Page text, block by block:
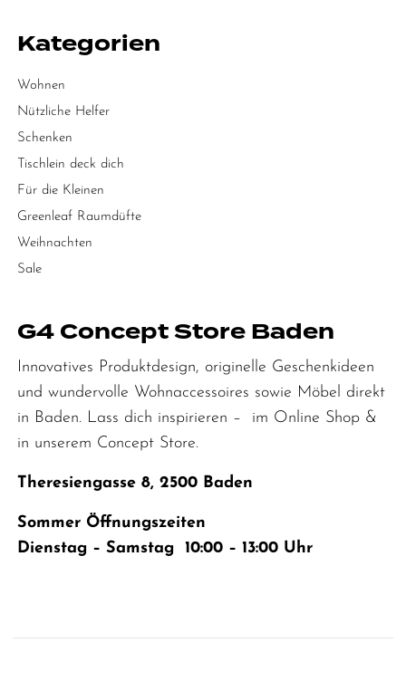
Kategorien
Wohnen
Nützliche Helfer
Schenken
Tischlein deck dich
Für die Kleinen
Greenleaf Raumdüfte
Weihnachten
Sale
G4 Concept Store Baden
Innovatives Produktdesign, originelle Geschenkideen
und wundervolle Wohnaccessoires sowie Möbel direkt
in Baden. Lass dich inspirieren – im Online Shop &
in unserem Concept Store.
Theresiengasse 8, 2500 Baden
Sommer Öffnungszeiten
Dienstag – Samstag 10:00 – 13:00 Uhr